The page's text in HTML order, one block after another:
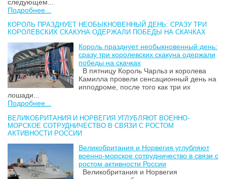
следующем...
Подробнее...
КОРОЛЬ ПРАЗДНУЕТ НЕОБЫКНОВЕННЫЙ ДЕНЬ: СРАЗУ ТРИ
КОРОЛЕВСКИХ СКАКУНА ОДЕРЖАЛИ ПОБЕДЫ НА СКАЧКАХ
Король празднует необыкновенный день:
сразу три королевских скакуна одержали
победы на скачках
В пятницу Король Чарльз и королева
Камилла провели сенсационный день на
ипподроме, после того как три их
лошади...
Подробнее...
ВЕЛИКОБРИТАНИЯ И НОРВЕГИЯ УГЛУБЛЯЮТ ВОЕННО-
МОРСКОЕ СОТРУДНИЧЕСТВО В СВЯЗИ С РОСТОМ
АКТИВНОСТИ РОССИИ
Великобритания и Норвегия углубляют
военно-морское сотрудничество в связи с
ростом активности России
Великобритания и Норвегия